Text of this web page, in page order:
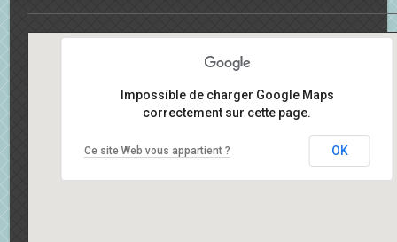
Impossible de charger Google Maps
correctement sur cette page.
Ce site Web vous appartient ? OK